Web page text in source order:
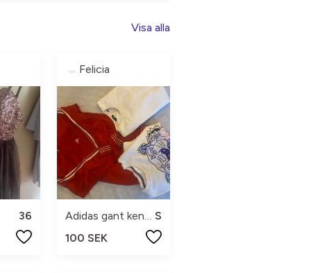
Visa alla
36
Felicia
Adidas gant kenzo
100 SEK